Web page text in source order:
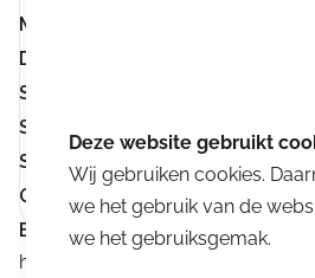
Merk:
Demping:
Stevige hielomsluiting:
Sluiting:
Stevigheid loopzool:
Normale
Geschikt voor inlegzolen:
Buigpunt ter hoogte van de
hoogte van de tenen
Wij gebruiken cookies.
we het gebruik van de
we het gebruiksgemak.